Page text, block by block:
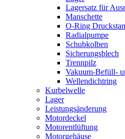
Lagersatz für
Manschette
O-Ring
Radialpumpe
Schubkolben
Sicherungsblech
Trennpilz
Vakuum-Befüll-
Wellendichtring
Kurbelwelle
Lager
Leistungsänderung
Motordeckel
Motorentlüftung
Motorgehäuse